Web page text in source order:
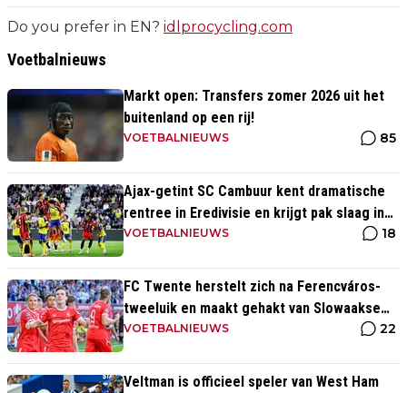
Do you prefer in EN? idlprocycling.com
Voetbalnieuws
Markt open: Transfers zomer 2026 uit het
buitenland op een rij!
VOETBALNIEUWS 85
Ajax-getint SC Cambuur kent dramatische
rentree in Eredivisie en krijgt pak slaag in
eigen huis
VOETBALNIEUWS 18
FC Twente herstelt zich na Ferencváros-
tweeluik en maakt gehakt van Slowaakse
opponent
VOETBALNIEUWS 22
Veltman is officieel speler van West Ham